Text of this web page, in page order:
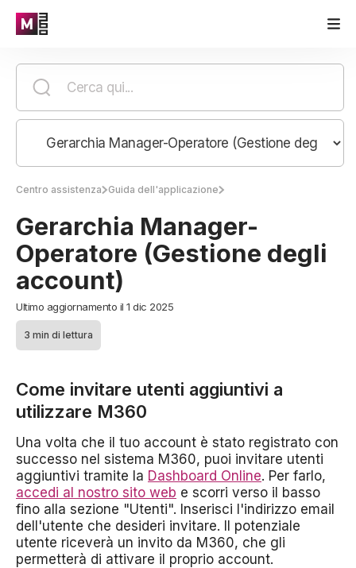
Centro assistenza Guida dell'applicazione
Gerarchia Manager-
Operatore (Gestione degli
account)
Ultimo aggiornamento il 1 dic 2025
3 min di lettura
Come invitare utenti aggiuntivi a
utilizzare M360
Una volta che il tuo account è stato registrato con
successo nel sistema M360, puoi invitare utenti
aggiuntivi tramite la Dashboard Online. Per farlo,
accedi al nostro sito web e scorri verso il basso
fino alla sezione "Utenti". Inserisci l'indirizzo email
dell'utente che desideri invitare. Il potenziale
utente riceverà un invito da M360, che gli
permetterà di attivare il proprio account.